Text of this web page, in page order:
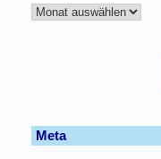
Archiv
Meta